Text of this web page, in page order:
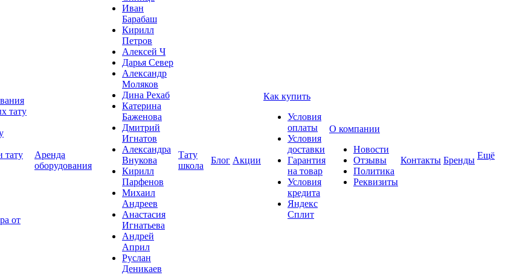
тату
тату
от
Аренда
оборудования
Иван
Барабаш
Кирилл
Петров
Алексей Ч
Дарья Север
Александр
Моляков
Дина Рехаб
Катерина
Баженова
Дмитрий
Игнатов
Александра
Внукова
Кирилл
Парфенов
Михаил
Андреев
Анастасия
Игнатьева
Андрей
Април
Руслан
Деникаев
Тату
школа
Блог Акции
Как купить
Условия
оплаты
Условия
доставки
Гарантия
на товар
Условия
кредита
Яндекс
Сплит
О компании
Новости
Отзывы
Политика
Реквизиты
Контакты Бренды Ещё